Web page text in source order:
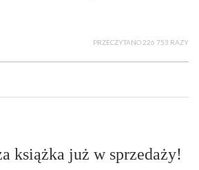
PRZECZYTANO 226 753 RAZY
książka już w sprzedaży!